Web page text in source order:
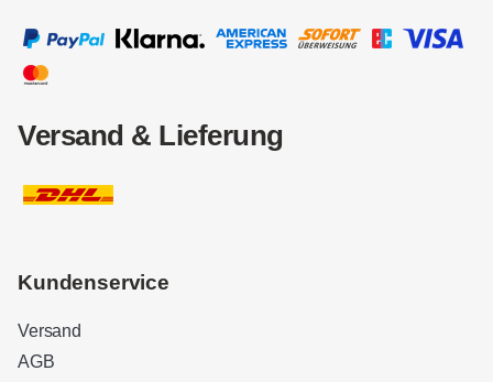
Versand & Lieferung
Kundenservice
Versand
AGB